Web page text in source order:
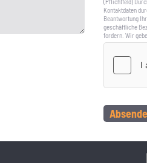
(Pflichtfeld)
Kontaktdaten
Beantwortung
geschäftliche
fordern. Wir